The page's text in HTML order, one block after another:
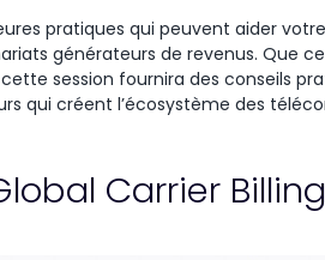
pratiques qui peuvent aider
générateurs de revenus. Que
session fournira des conseils
qui créent l’écosystème des
Carrier